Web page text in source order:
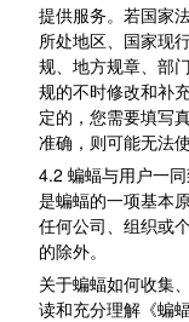
提供服务。若国家
所处地区、国家现
规、地方规章、部
规的不时修改和补
定的，您需要填写
准确，则可能无法
4.2 蝙蝠与用户一
是蝙蝠的一项基本
任何公司、组织或
的除外。
关于蝙蝠如何收集
读和充分理解《蝙